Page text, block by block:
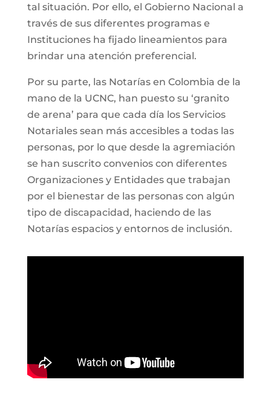
tal situación. Por ello, el Gobierno Nacional a
través de sus diferentes programas e
Instituciones ha fijado lineamientos para
brindar una atención preferencial.
Por su parte, las Notarías en Colombia de la
mano de la UCNC, han puesto su ‘granito
de arena’ para que cada día los Servicios
Notariales sean más accesibles a todas las
personas, por lo que desde la agremiación
se han suscrito convenios con diferentes
Organizaciones y Entidades que trabajan
por el bienestar de las personas con algún
tipo de discapacidad, haciendo de las
Notarías espacios y entornos de inclusión.